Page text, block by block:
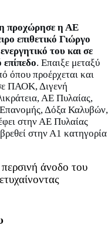
προχώρησε η ΑΕ
επιθετικό Γιώργο
του και σε
. Επαιξε μεταξύ
όπου προέρχεται και
σε ΠΑΟΚ, Διγενή
ΑΕ Πυλαίας,
Δόξα Καλυβών,
στην ΑΕ Πυλαίας
στην Α1 κατηγορία
άνοδο του